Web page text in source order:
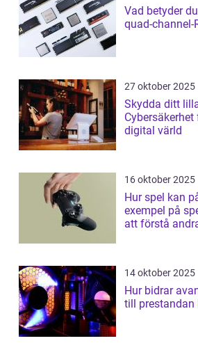
Vad betyder
quad-channel-
27 oktober 2025
Skydda ditt
digital värld
16 oktober 2025
Hur spel kan
exempel på
att förstå
14 oktober 2025
Hur bidrar
till prestandan